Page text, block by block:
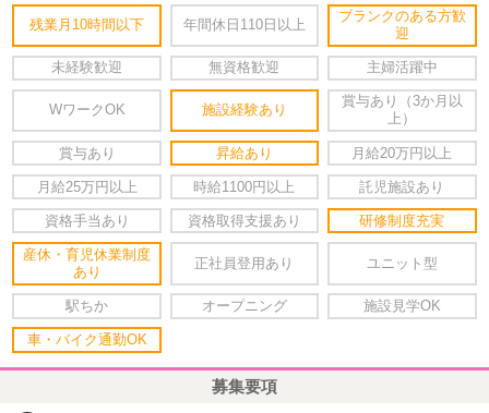
残業月10時間以下 年間休日110日以上
ブランクのある方歓
迎
未経験歓迎 無資格歓迎 主婦活躍中
WワークOK 施設経験あり
賞与あり（3か月以
上）
賞与あり 昇給あり 月給20万円以上
月給25万円以上 時給1100円以上 託児施設あり
資格手当あり 資格取得支援あり 研修制度充実
産休・育児休業制度
あり
正社員登用あり ユニット型
駅ちか オープニング 施設見学OK
車・バイク通勤OK
募集要項